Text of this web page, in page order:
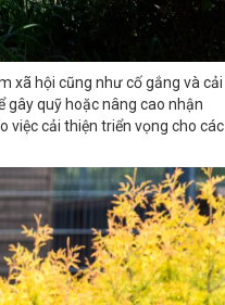
xã hội cũng như cố gắng và cải
quỹ hoặc nâng cao nhận
việc cải thiện triển vọng cho các